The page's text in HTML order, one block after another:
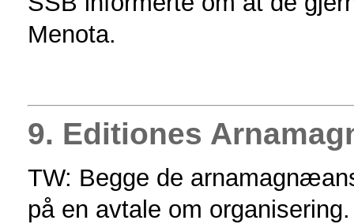
Menota.
9. Editiones
TW: Begge de
på en avtale om